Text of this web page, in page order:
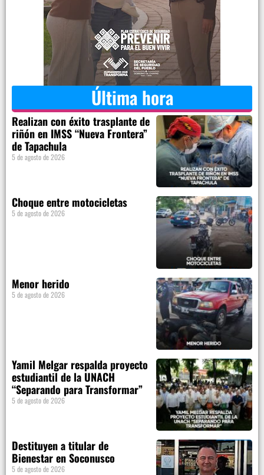
Última hora
Realizan con éxito trasplante de
riñón en IMSS “Nueva Frontera”
de Tapachula
5 de agosto de 2026
Choque entre motocicletas
5 de agosto de 2026
Menor herido
5 de agosto de 2026
Yamil Melgar respalda proyecto
estudiantil de la UNACH
“Separando para Transformar”
5 de agosto de 2026
Destituyen a titular de
Bienestar en Soconusco
5 de agosto de 2026